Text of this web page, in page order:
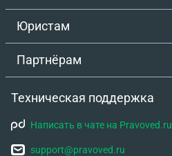
Юристам
Партнёрам
Техническая поддержка
Написать в чате на Pravoved.ru
support@pravoved.ru